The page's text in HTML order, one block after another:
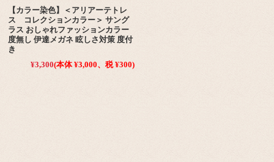
【カラー染色】＜アリアーテトレ
ス コレクションカラー＞ サング
ラス おしゃれファッションカラー
度無し 伊達メガネ 眩しさ対策 度付
き
¥3,300(本体 ¥3,000、税 ¥300)